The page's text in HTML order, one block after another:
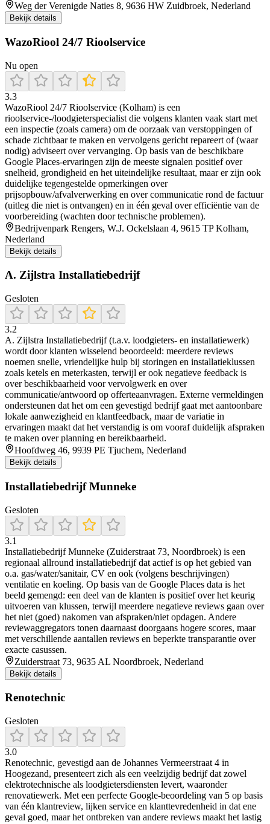
Weg der Verenigde Naties 8, 9636 HW Zuidbroek, Nederland
Bekijk details
WazoRiool 24/7 Rioolservice
Nu open
3.3
WazoRiool 24/7 Rioolservice (Kolham) is een
rioolservice-/loodgieterspecialist die volgens klanten vaak start met
een inspectie (zoals camera) om de oorzaak van verstoppingen of
schade zichtbaar te maken en vervolgens gericht repareert of (waar
nodig) adviseert over vervanging. Op basis van de beschikbare
Google Places-ervaringen zijn de meeste signalen positief over
snelheid, grondigheid en het uiteindelijke resultaat, maar er zijn ook
duidelijke tegengestelde opmerkingen over
prijsopbouw/afvalverwerking en over communicatie rond de factuur
(uitleg die niet is ontvangen) en in één geval over efficiëntie van de
voorbereiding (wachten door technische problemen).
Bedrijvenpark Rengers, W.J. Ockelslaan 4, 9615 TP Kolham,
Nederland
Bekijk details
A. Zijlstra Installatiebedrijf
Gesloten
3.2
A. Zijlstra Installatiebedrijf (t.a.v. loodgieters- en installatiewerk)
wordt door klanten wisselend beoordeeld: meerdere reviews
noemen snelle, vriendelijke hulp bij storingen en installatieklussen
zoals ketels en meterkasten, terwijl er ook negatieve feedback is
over beschikbaarheid voor vervolgwerk en over
communicatie/antwoord op offerteaanvragen. Externe vermeldingen
ondersteunen dat het om een gevestigd bedrijf gaat met aantoonbare
lokale aanwezigheid en klantfeedback, maar de variatie in
ervaringen maakt dat het verstandig is om vooraf duidelijk afspraken
te maken over planning en bereikbaarheid.
Hoofdweg 46, 9939 PE Tjuchem, Nederland
Bekijk details
Installatiebedrijf Munneke
Gesloten
3.1
Installatiebedrijf Munneke (Zuiderstraat 73, Noordbroek) is een
regionaal allround installatiebedrijf dat actief is op het gebied van
o.a. gas/water/sanitair, CV en ook (volgens beschrijvingen)
ventilatie en koeling. Op basis van de Google Places data is het
beeld gemengd: een deel van de klanten is positief over het keurig
uitvoeren van klussen, terwijl meerdere negatieve reviews gaan over
het niet (goed) nakomen van afspraken/niet opdagen. Andere
reviewaggregators tonen daarnaast doorgaans hogere scores, maar
met verschillende aantallen reviews en beperkte transparantie over
exacte casussen.
Zuiderstraat 73, 9635 AL Noordbroek, Nederland
Bekijk details
Renotechnic
Gesloten
3.0
Renotechnic, gevestigd aan de Johannes Vermeerstraat 4 in
Hoogezand, presenteert zich als een veelzijdig bedrijf dat zowel
elektrotechnische als loodgietersdiensten levert, waaronder
renovatiewerk. Met een perfecte Google-beoordeling van 5 op basis
van één klantreview, lijken service en klanttevredenheid in dat ene
geval goed, maar het ontbreken van andere reviews maakt het lastig